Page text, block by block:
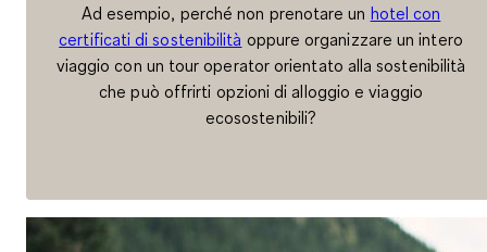
Ad esempio, perché non prenotare un hotel con
certificati di sostenibilità oppure organizzare un intero
viaggio con un tour operator orientato alla sostenibilità
che può offrirti opzioni di alloggio e viaggio
ecosostenibili?